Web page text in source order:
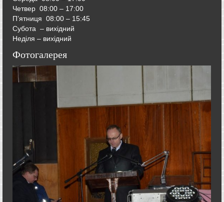
Четвер 08:00 – 17:00
П’ятниця 08:00 – 15:45
Субота – вихідний
Неділя – вихідний
Фотогалерея